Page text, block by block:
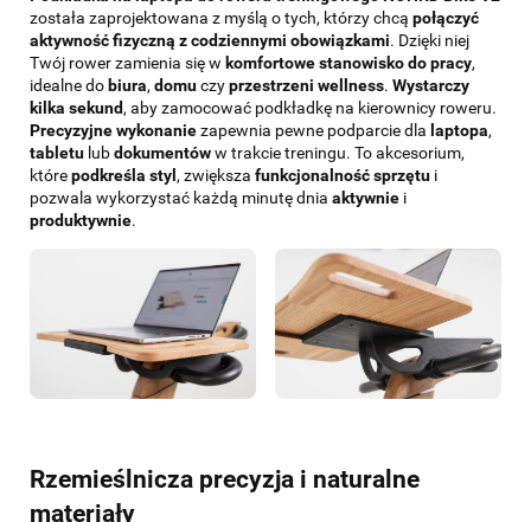
została zaprojektowana z myślą o tych, którzy chcą połączyć
aktywność fizyczną z codziennymi obowiązkami. Dzięki niej
Twój rower zamienia się w komfortowe stanowisko do pracy,
idealne do biura, domuczyprzestrzeni wellness. Wystarczy
kilka sekund, aby zamocować podkładkę na kierownicy roweru.
Precyzyjne wykonaniezapewnia pewne podparcie dla laptopa,
tabletu lubdokumentóww trakcie treningu. To akcesorium,
którepodkreśla styl , zwiększa funkcjonalność sprzętu i
pozwala wykorzystać każdą minutę dnia aktywnie i
produktywnie.
Rzemieślnicza precyzja i naturalne
materiały